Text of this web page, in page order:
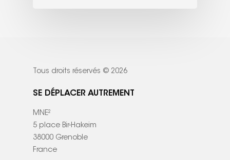
Tous droits réservés © 2026
SE DÉPLACER AUTREMENT
MNE²
5 place Bir-Hakeim
38000 Grenoble
France